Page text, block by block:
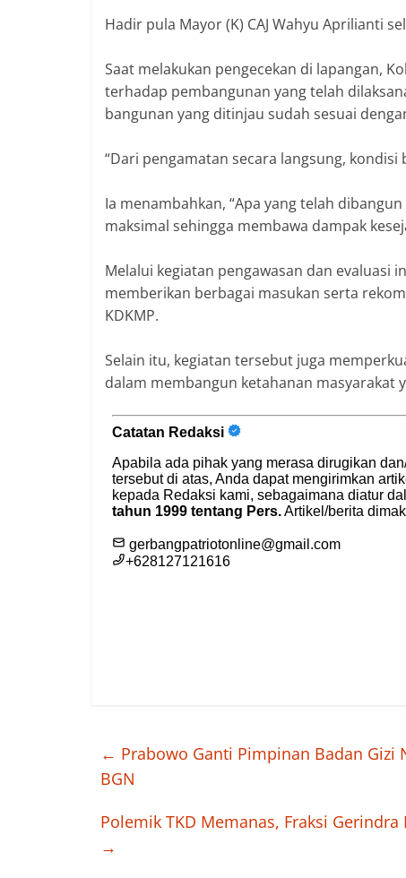
Hadir pula Mayor (K) CAJ Wahyu Aprilianti
Saat melakukan pengecekan di lapangan,
terhadap pembangunan yang telah
bangunan yang ditinjau sudah sesuai
“Dari pengamatan secara langsung,
Ia menambahkan, “Apa yang telah
maksimal sehingga membawa dampak
‎Melalui kegiatan pengawasan dan evaluasi
memberikan berbagai masukan serta
KDKMP.
Selain itu, kegiatan tersebut juga
dalam membangun ketahanan masyarakat
← Prabowo Ganti Pimpinan Badan Gizi
BGN
Polemik TKD Memanas, Fraksi
→